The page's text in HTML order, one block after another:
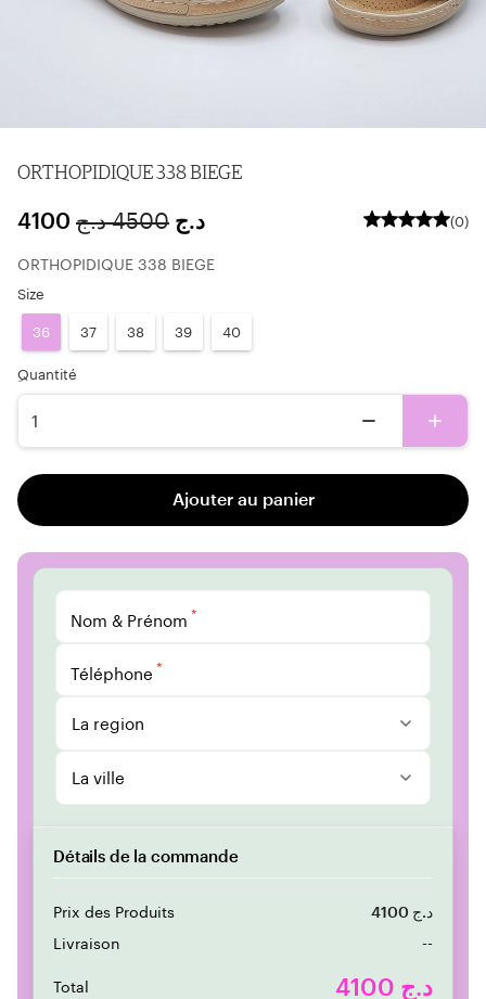
ORTHOPIDIQUE 338 BIEGE
4100 د.ج 4500 د.ج (0)
ORTHOPIDIQUE 338 BIEGE
Size
36 37 38 39 40
ِQuantité
1
Ajouter au panier
Nom & Prénom *
Téléphone *
La region
La ville
Détails de la commande
Prix des Produits
4100 د.ج
Livraison
--
Total 4100 د.ج